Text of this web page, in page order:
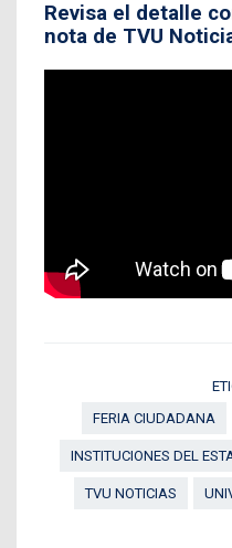
Revisa el detalle
nota de TVU
FERIA CIUDADANA
INSTITUCIONES DEL
TVU NOTICIAS